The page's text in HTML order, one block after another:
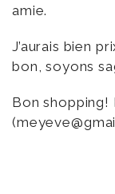
amie.
J’aurais bien
bon, soyons
Bon shopping!